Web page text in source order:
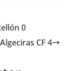
0
CF 4